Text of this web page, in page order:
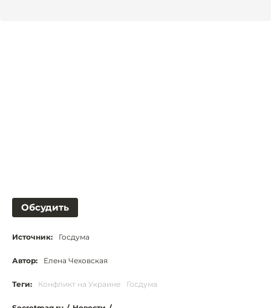
Обсудить
Источник: Госдума
Автор: Елена Чеховская
Теги: Конфликт на Украине Госдума